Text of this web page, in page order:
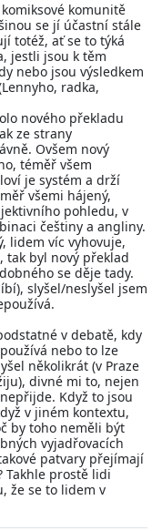
komunitě
se jí účastní stále
totéž, ať se to týká
jestli jsou k těm
nebo jsou výsledkem
radka,
nového překladu
ze strany
Ovšem nový
téměř všem
je systém a drží
všemi hájený,
pohledu, v
češtiny a angliny.
lidem víc vyhovuje,
tak byl nový překlad
se děje tady.
slyšel/neslyšel jsem
v debatě, kdy
nebo to lze
několikrát (v Praze
divné mi to, nejen
Když to jsou
v jiném kontextu,
by toho neměli být
vyjadřovacích
patvary přejímají
Takhle prostě lidi
že se to lidem v